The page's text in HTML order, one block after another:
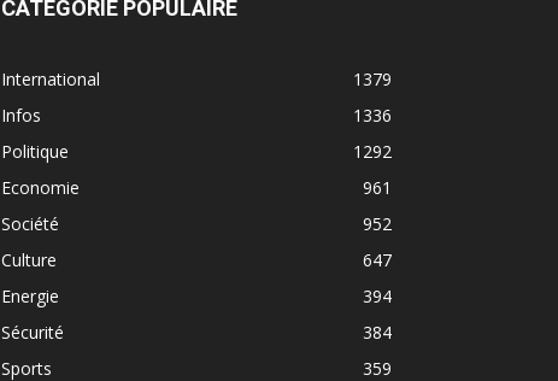
CATÉGORIE POPULAIRE
International
1379
Infos
1336
Politique
1292
Economie
961
Société
952
Culture
647
Energie
394
Sécurité
384
Sports
359